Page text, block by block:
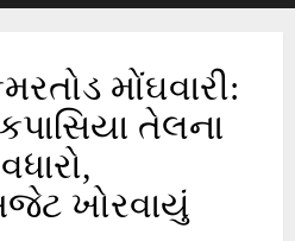
મોંઘવારી:
તેલના
ખોરવાયું